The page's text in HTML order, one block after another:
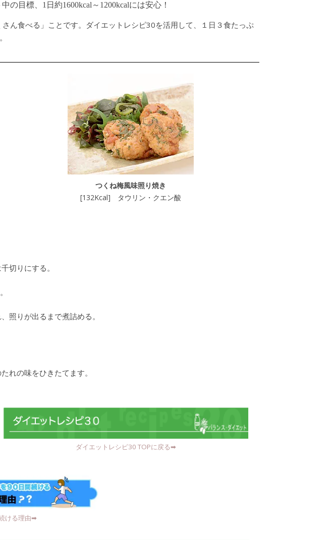
目標、1日約1600kcal～1200kcalには安心！
ん食べる」ことです。ダイエットレシピ30を活用して、１日３食たっぷ
つくね梅風味照り焼き
[132Kcal] タウリン・クエン酸
切りにする。
照りが出るまで煮詰める。
れの味をひきたてます。
ダイエットレシピ30 TOPに戻る➡︎
ける理由➡︎